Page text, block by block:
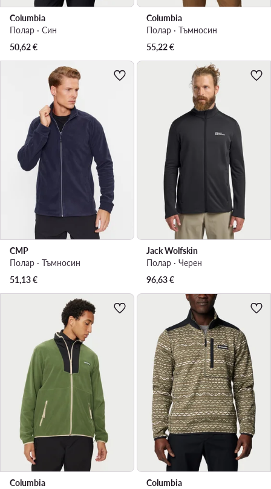
Columbia
Полар · Син
50,62€
Columbia
Полар · Тъмносин
55,22€
CMP
Полар · Тъмносин
51,13€
Jack Wolfskin
Полар · Черен
96,63€
Columbia
Columbia